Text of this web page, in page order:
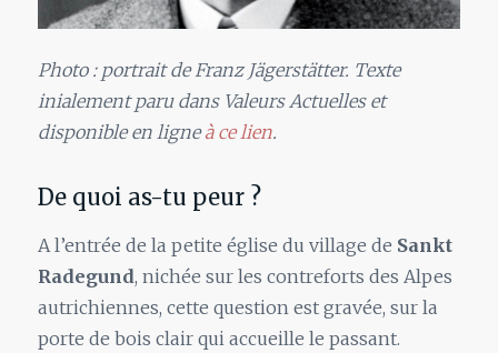
Photo : portrait de Franz Jägerstätter. Texte
inialement paru dans Valeurs Actuelles et
disponible en ligneà ce lien.
De quoi as-tu peur ?
A l’entrée de la petite église du village de Sankt
Radegund, nichée sur les contreforts des Alpes
autrichiennes, cette question est gravée, sur la
porte de bois clair qui accueille le passant.